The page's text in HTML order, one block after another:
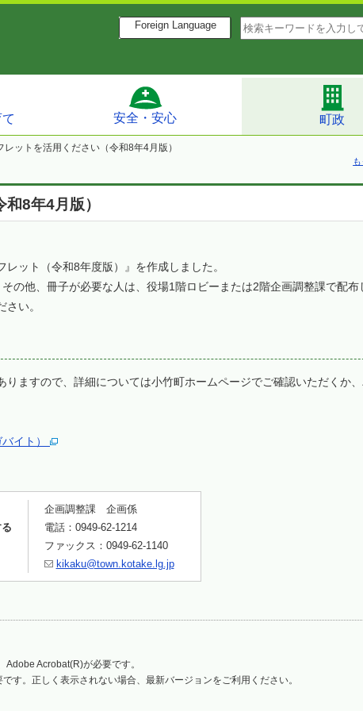
Foreign Language
安全・安心 町政
ットを活用ください（令和8年4月版）
8年4月版）
ット（令和8年度版）』を作成しました。
他、冊子が必要な人は、役場1階ロビーまたは2階企画調整課で配布
い。
ますので、詳細については小竹町ホームページでご確認いただくか
イト）
企画調整課 企画係
電話：0949-62-1214
ファックス：0949-62-1140
kikaku@town.kotake.lg.jp
Acrobat(R)が必要です。
す。正しく表示されない場合、最新バージョンをご利用ください。